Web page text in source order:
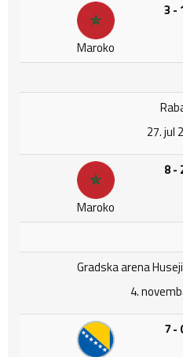
Maroko
3 -
27. jul
Maroko
8 -
Gradska arena
4.
7 -